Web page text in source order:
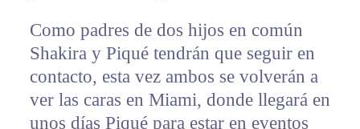
Como padres de dos hijos en común
Shakira y Piqué tendrán que seguir en
contacto, esta vez ambos se volverán a
ver las caras en Miami, donde llegará en
unos días Piqué para estar en eventos